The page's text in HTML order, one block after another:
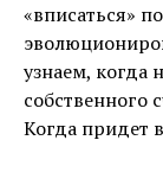
«вписаться»
узнаем, когда
собственного
Когда придет